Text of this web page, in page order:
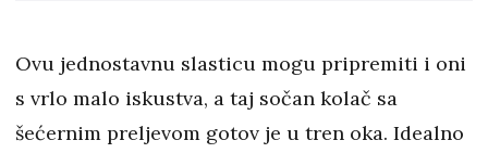
Ovu jednostavnu slasticu mogu pripremiti i oni
s vrlo malo iskustva, a taj sočan kolač sa
šećernim preljevom gotov je u tren oka. Idealno